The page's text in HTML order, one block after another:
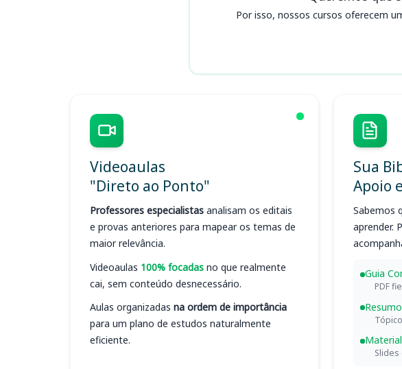
Por isso, nossos cursos oferecem
Videoaulas
"Direto ao Ponto"
Professores especialistas analisam os editais
e provas anteriores para mapear os temas de
maior relevância.
Videoaulas 100% focadas no que realmente
cai, sem conteúdo desnecessário.
Aulas organizadas na ordem de importância
para um plano de estudos naturalmente
eficiente.
Sua
Apoio
Sabemos
aprender.
Guia
PDF